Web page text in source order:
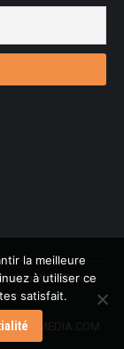
WordPress
la meilleure
à utiliser ce
satisfait.